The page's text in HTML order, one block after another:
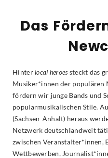
Das
Hinterlocal heroes steckt das
Musiker*innen der populären
fördern wir junge Bands und
popularmusikalischen Stile.
(Sachsen-Anhalt) heraus
Netzwerk deutschlandweit
zwischen Veranstalter*innen,
Wettbewerben,